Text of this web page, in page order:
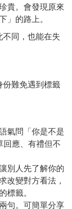
貴。會發現原來
」的路上。
同，也能在失
份難免遇到標籤
氣問「你是不是
回應、有禮但不
別人先了解你的
改變對方看法，
標籤。
句。可簡單分享